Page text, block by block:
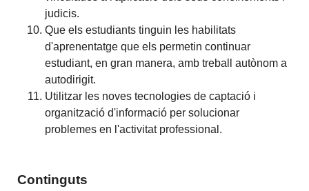
judicis.
Que els estudiants tinguin les habilitats
d'aprenentatge que els permetin continuar
estudiant, en gran manera, amb treball autònom a
autodirigit.
Utilitzar les noves tecnologies de captació i
organització d'informació per solucionar
problemes en l'activitat professional.
Continguts